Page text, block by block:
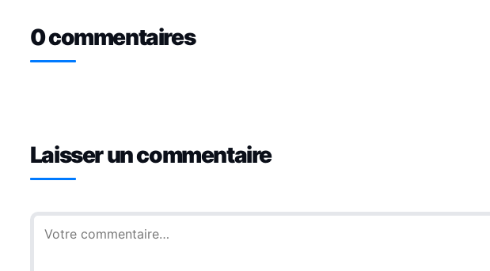
0 commentaires
Laisser un commentaire
Commentaire